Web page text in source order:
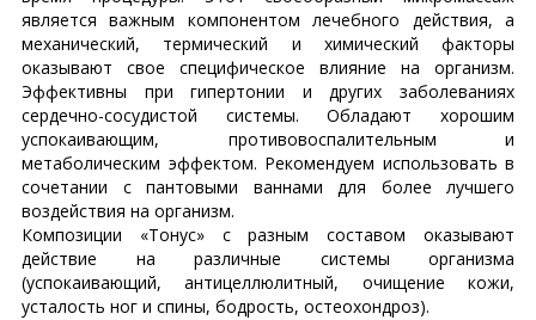
является важным компонентом лечебного действия, а
механический, термический и химический факторы
оказывают свое специфическое влияние на организм.
Эффективны при гипертонии и других заболеваниях
сердечно-сосудистой системы. Обладают хорошим
успокаивающим, противовоспалительным и
метаболическим эффектом. Рекомендуем использовать в
сочетании с пантовыми ваннами для более лучшего
воздействия на организм.
Композиции «Тонус» с разным составом оказывают
действие на различные системы организма
(успокаивающий, антицеллюлитный, очищение кожи,
усталость ног и спины, бодрость, остеохондроз).